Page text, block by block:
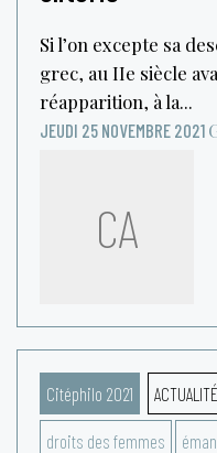
Si l’on excepte sa
grec, au IIe siècle
réapparition, à la...
JEUDI 25 NOVEMBRE 2021
CA
Citéphilo 2021
droits des femmes